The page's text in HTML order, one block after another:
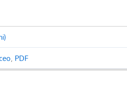
, PDF